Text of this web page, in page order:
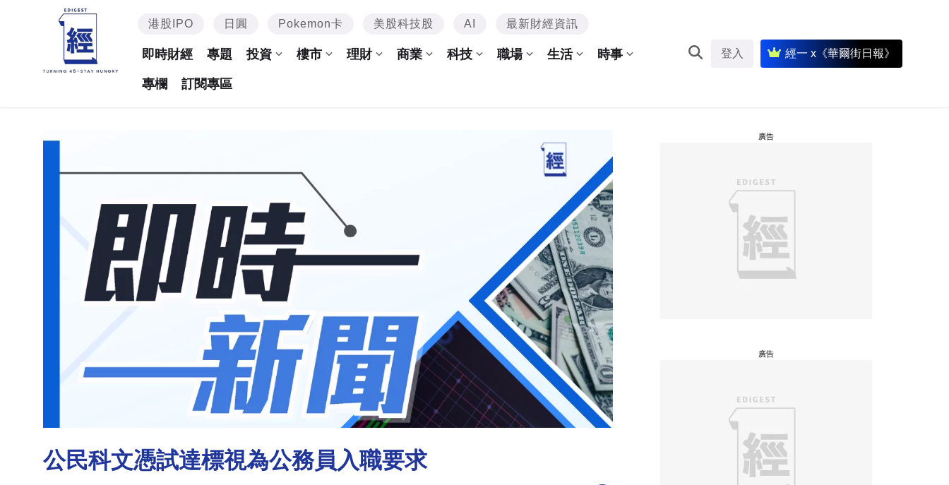
港股IPO 日圓 Pokemon卡 美股科技股 AI 最新財經資訊
即時財經 專題 投資 樓市 理財 商業 科技 職場 生活 時事
專欄 訂閱專區
登入 經一 x《華爾街日報》
公民科文憑試達標視為公務員入職要求
廣告
廣告